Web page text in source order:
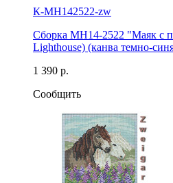
К-MH142522-zw
Сборка MH14-2522 "Маяк с
Lighthouse) (канва темно-
1 390 р.
Сообщить